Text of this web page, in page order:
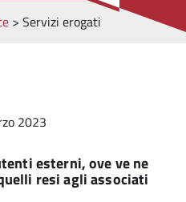
> Servizi erogati
2023
esterni, ove ve ne
resi agli associati